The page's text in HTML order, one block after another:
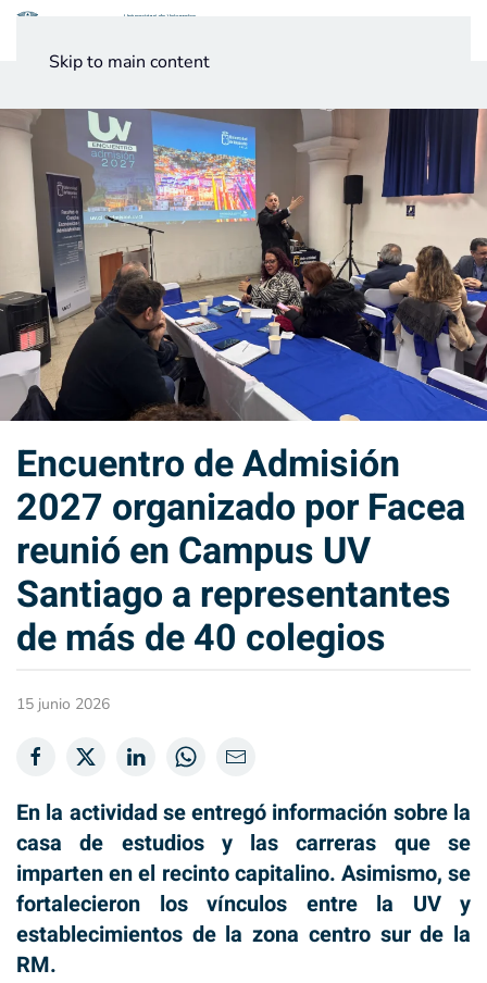
Skip to main content
Encuentro de Admisión
2027 organizado por Facea
reunió en Campus UV
Santiago a representantes
de más de 40 colegios
15 junio 2026
En la actividad se entregó información sobre la
casa de estudios y las carreras que se
imparten en el recinto capitalino. Asimismo, se
fortalecieron los vínculos entre la UV y
establecimientos de la zona centro sur de la
RM.